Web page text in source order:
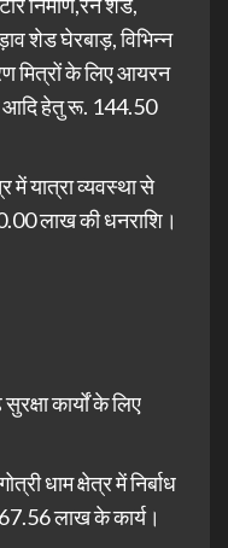
शेड घेरबाड़, विभिन्न
मित्रों के लिए आयरन
आदि हेतु रू. 144.50
में यात्रा व्यवस्था से
लाख की धनराशि।
कार्यों के लिए
धाम क्षेत्र में निर्बाध
लाख के कार्य।